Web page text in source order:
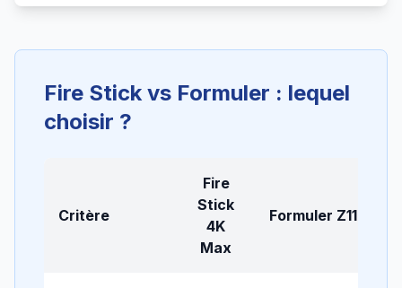
Fire Stick vs Formuler : lequel
choisir ?
Critère
Fire
Stick
4K
Max
Formuler Z11